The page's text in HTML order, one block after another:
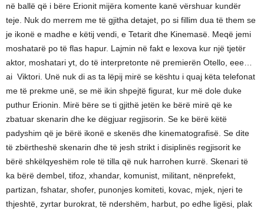
në ballë që i bëre Erionit mijëra komente kanë vërshuar kundër
teje. Nuk do merrem me të gjitha detajet, po si fillim dua të them se
je ikonë e madhe e këtij vendi, e Tetarit dhe Kinemasë. Meqë jemi
moshatarë po të flas hapur. Lajmin në fakt e lexova kur një tjetër
aktor, moshatari yt, do të interpretonte në premierën Otello, eee…
ai Viktori. Unë nuk di as ta lëpij mirë se kështu i quaj këta telefonat
me të prekme unë, se më ikin shpejtë figurat, kur më dole duke
puthur Erionin. Mirë bëre se ti gjithë jetën ke bërë mirë që ke
zbatuar skenarin dhe ke dëgjuar regjisorin. Se ke bërë këtë
padyshim që je bërë ikonë e skenës dhe kinematografisë. Se dite
të zbërtheshë skenarin dhe të jesh strikt i disiplinës regjisorit ke
bërë shkëlqyeshëm role të tilla që nuk harrohen kurrë. Skenari të
ka bërë dembel, tifoz, xhandar, komunist, militant, nënprefekt,
partizan, fshatar, shofer, punonjes komiteti, kovac, mjek, njeri te
thjeshtë, zyrtar burokrat, të ndershëm, harbut, po edhe ligësi, plak